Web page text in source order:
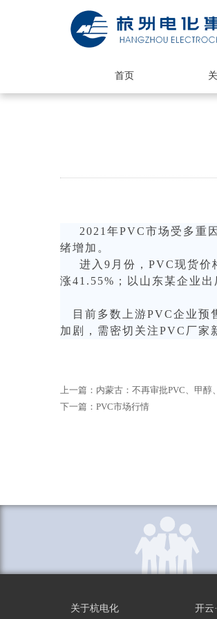
首页
2021年PVC市场受多重
绪增加。
进入9月份，PVC现货价
涨41.55%；以山东某企业
目前多数上游PVC企业预
加剧，需密切关注PVC厂家
上一篇： 内蒙古：不再审批PVC、甲醇
下一篇： PVC市场行情
关于杭电化 开云